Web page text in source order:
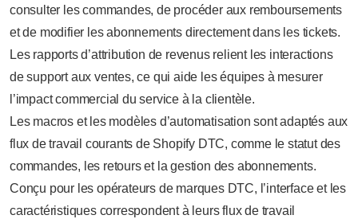
consulter les commandes, de procéder aux remboursements
et de modifier les abonnements directement dans les tickets.
Les rapports d’attribution de revenus relient les interactions
de support aux ventes, ce qui aide les équipes à mesurer
l’impact commercial du service à la clientèle.
Les macros et les modèles d’automatisation sont adaptés aux
flux de travail courants de Shopify DTC, comme le statut des
commandes, les retours et la gestion des abonnements.
Conçu pour les opérateurs de marques DTC, l’interface et les
caractéristiques correspondent à leurs flux de travail